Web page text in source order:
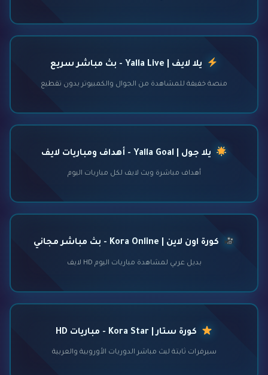
يلا لايف | Yalla Live - بث مباشر سريع
منصة خفيفة للمشاهدة من الجوال والكمبيوتر بدون تقطيع
يلا جول | Yalla Goal - أهداف ومباريات لايف
أهداف مباشرة وبث لايف لكل مباريات اليوم
كورة اون لاين | Kora Online - بث مباشر مجاني
بديل عربي لمشاهدة مباريات اليوم HD لايف
كورة ستار | Kora Star - مباريات HD
سيرفرات ثابتة لبث مباشر الدوريات الأوروبية والعربية